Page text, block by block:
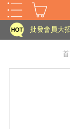
批發會員大
老師您好!!
海外購物免